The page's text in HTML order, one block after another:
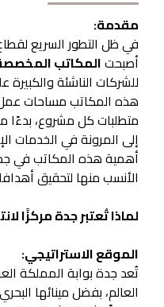
مقدمة:
في ظل التطور السريع
أصبحتالمكاتب
للشركات الناشئة
هذه المكاتب مساحات
متطلبات كل مشروع، بدءًا
إلى المرونة في الخدمات
أهمية هذه المكاتب في
الأنسب منها لتحقيق
لماذا تُعتبر جدة مركزًا
الموقع الاستراتيجي:
تُعد جدة بوابة المملكة
العالم، بفضل مينائها